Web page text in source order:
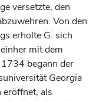
versetzte, den
Von den
erholte G. sich
mit dem
begann der
Georgia
eröffnet, als